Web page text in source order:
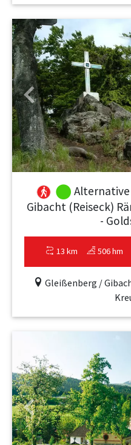
Previous
Alternative
Gibacht (Reiseck)
-
13 km 506 hm
Gleißenberg /
Previous